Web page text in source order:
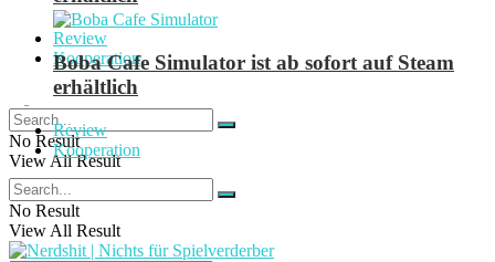
Review
Kooperation
No Result
View All Result
Boba Cafe Simulator ist ab sofort auf Steam
erhältlich
Review
Kooperation
No Result
View All Result